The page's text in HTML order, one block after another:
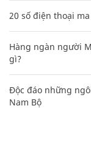
20 số điện thoại
Hàng ngàn người
gì?
Độc đáo những
Nam Bộ